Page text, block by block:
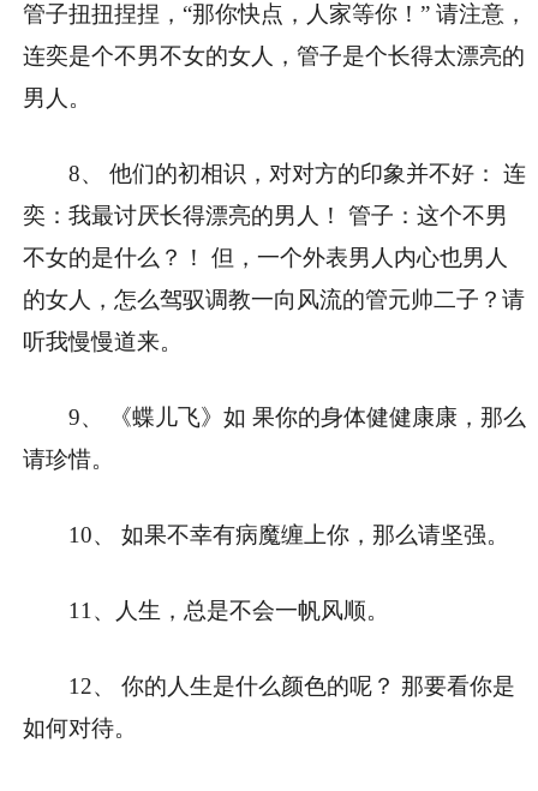
管子扭扭捏捏，“那你快点，人家等你！” 请注意，
连奕是个不男不女的女人，管子是个长得太漂亮的
男人。
8、 他们的初相识，对对方的印象并不好： 连
奕：我最讨厌长得漂亮的男人！ 管子：这个不男
不女的是什么？！ 但，一个外表男人内心也男人
的女人，怎么驾驭调教一向风流的管元帅二子？请
听我慢慢道来。
9、 《蝶儿飞》如 果你的身体健健康康，那么
请珍惜。
10、 如果不幸有病魔缠上你，那么请坚强。
11、人生，总是不会一帆风顺。
12、 你的人生是什么颜色的呢？ 那要看你是
如何对待。